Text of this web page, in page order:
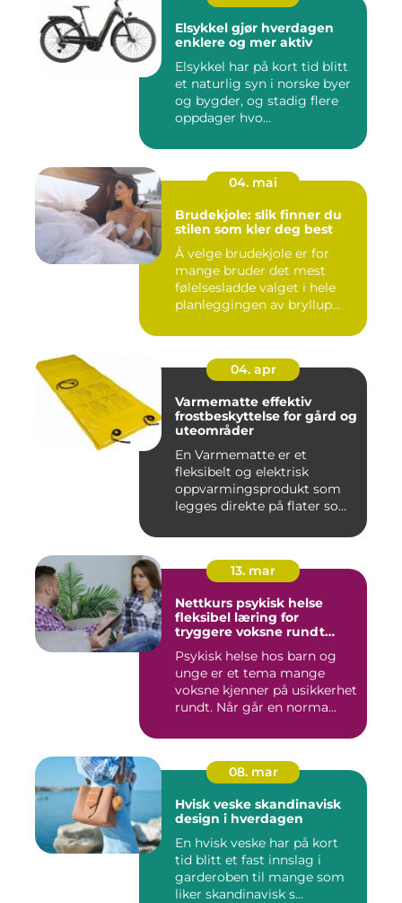
Elsykkel gjør hverdagen
enklere og mer aktiv
Elsykkel har på kort tid blitt
et naturlig syn i norske byer
og bygder, og stadig flere
oppdager hvo...
04. mai
Brudekjole: slik finner du
stilen som kler deg best
Å velge brudekjole er for
mange bruder det mest
følelsesladde valget i hele
planleggingen av bryllup...
04. apr
Varmematte effektiv
frostbeskyttelse for gård og
uteområder
En Varmematte er et
fleksibelt og elektrisk
oppvarmingsprodukt som
legges direkte på flater som
13. mar
Nettkurs psykisk helse
fleksibel læring for
tryggere voksne rundt
Psykisk helse hos barn og
unge er et tema mange
voksne kjenner på usikkerhet
rundt. Når går en norma...
08. mar
Hvisk veske skandinavisk
design i hverdagen
En hvisk veske har på kort
tid blitt et fast innslag i
garderoben til mange som
liker skandinavisk s...